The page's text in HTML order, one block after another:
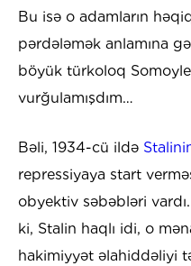
Bu isə o adamların
pərdələmək anlamına
böyük türkoloq
vurğulamışdım…
Bəli, 1934-cü ildə
repressiyaya start
obyektiv səbəbləri
ki, Stalin haqlı idi, o
hakimiyyət əlahiddəliyi